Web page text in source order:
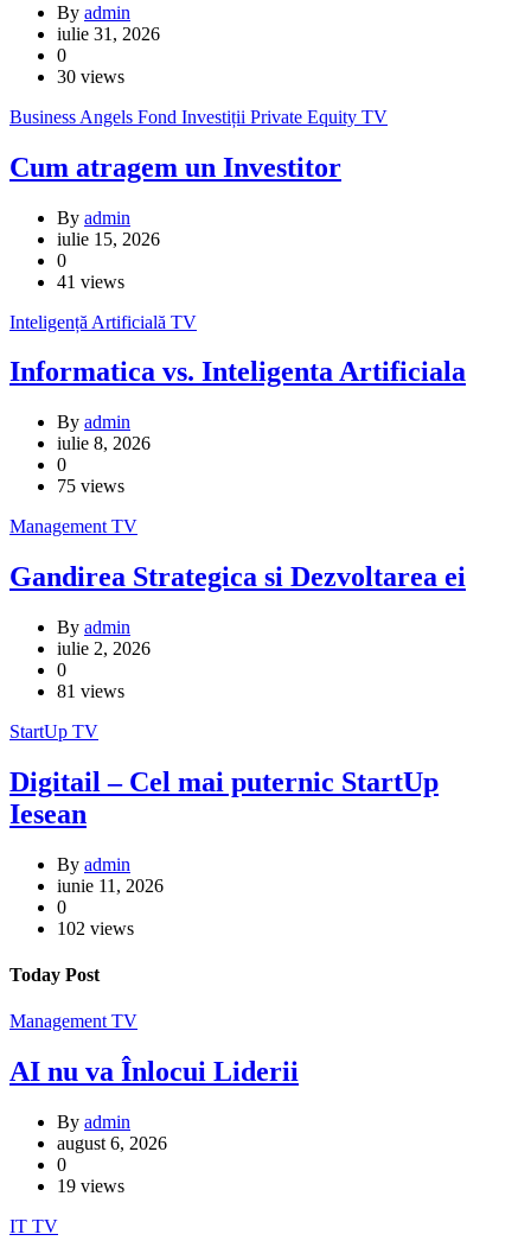
By admin
iulie 31, 2026
0
30 views
Business Angels Fond Investiții Private Equity TV
Cum atragem un Investitor
By admin
iulie 15, 2026
0
41 views
Inteligență Artificială TV
Informatica vs. Inteligenta Artificiala
By admin
iulie 8, 2026
0
75 views
Management TV
Gandirea Strategica si Dezvoltarea ei
By admin
iulie 2, 2026
0
81 views
StartUp TV
Digitail – Cel mai puternic StartUp
Iesean
By admin
iunie 11, 2026
0
102 views
Today Post
ManagementTV
AI nu va Înlocui Liderii
By admin
august 6, 2026
0
19 views
IT TV